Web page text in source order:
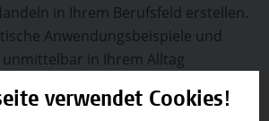
in Ihrem Berufsfeld erstellen.
Anwendungsbeispiele und
unmittelbar in Ihrem Alltag
verwendet Cookies!